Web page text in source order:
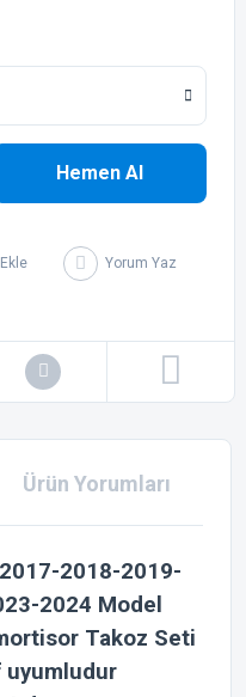
Hemen Al
Yorum Yaz
Ürün Yorumları
2018-2019-
2024 Model
Takoz Seti
uyumludur